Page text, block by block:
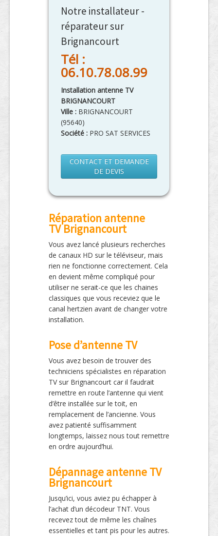
Notre installateur -
réparateur sur
Brignancourt
Tél :
06.10.78.08.99
Installation antenne TV
BRIGNANCOURT
Ville : BRIGNANCOURT
(95640)
Société : PRO SAT SERVICES
CONTACT ET DEMANDE
DE DEVIS
Réparation antenne
TV Brignancourt
Vous avez lancé plusieurs recherches
de canaux HD sur le téléviseur, mais
rien ne fonctionne correctement. Cela
en devient même compliqué pour
utiliser ne serait-ce que les chaines
classiques que vous receviez que le
canal hertzien avant de changer votre
installation.
Pose d’antenne TV
Vous avez besoin de trouver des
techniciens spécialistes en réparation
TV sur Brignancourt car il faudrait
remettre en route l’antenne qui vient
d’être installée sur le toit, en
remplacement de l’ancienne. Vous
avez patienté suffisamment
longtemps, laissez nous tout remettre
en ordre aujourd’hui.
Dépannage antenne TV
Brignancourt
Jusqu’ici, vous aviez pu échapper à
l’achat d’un décodeur TNT. Vous
recevez tout de même les chaînes
essentielles et tant pis pour les autres.